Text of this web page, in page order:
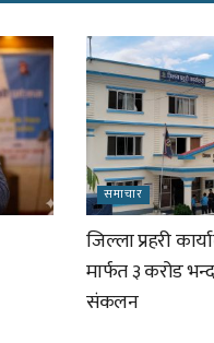
समाचार
जिल्ला प्रहरी
मार्फत ३ करोड
संकलन